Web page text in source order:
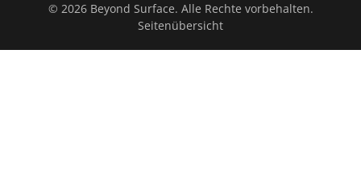
© 2026 Beyond Surface. Alle Rechte vorbehalten.
Seitenübersicht